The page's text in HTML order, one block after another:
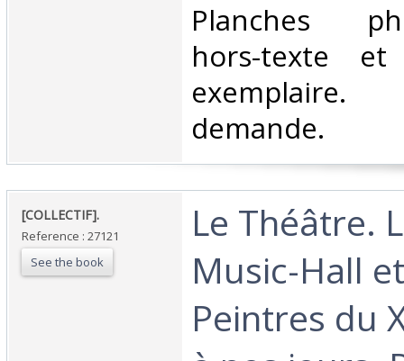
‎Planches
hors-texte
demande.‎
‎[COLLECTIF].‎
Reference : 27121
See the book
‎Le Théâtre.
Music-Hall
Peintres du